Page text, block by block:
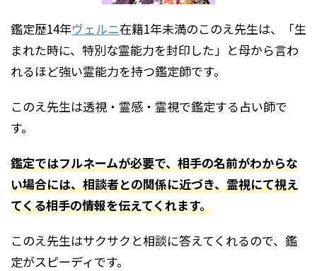
鑑定歴14年ヴェルニ在籍1年未満のこのえ先生は、「生
まれた時に、特別な霊能力を封印した」と母から言わ
れるほど強い霊能力を持つ鑑定師です。
このえ先生は透視・霊感・霊視で鑑定する占い師で
す。
鑑定ではフルネームが必要で、相手の名前がわからな
い場合には、相談者との関係に近づき、霊視にて視え
てくる相手の情報を伝えてくれます。
このえ先生はサクサクと相談に答えてくれるので、鑑
定がスピーディです。